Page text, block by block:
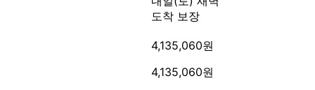
도착 보장
4,135,060원
4,135,060원